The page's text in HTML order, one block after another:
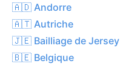
🇦🇩 Andorre
🇦🇹 Autriche
🇯🇪 Bailliage de Jersey
🇧🇪 Belgique